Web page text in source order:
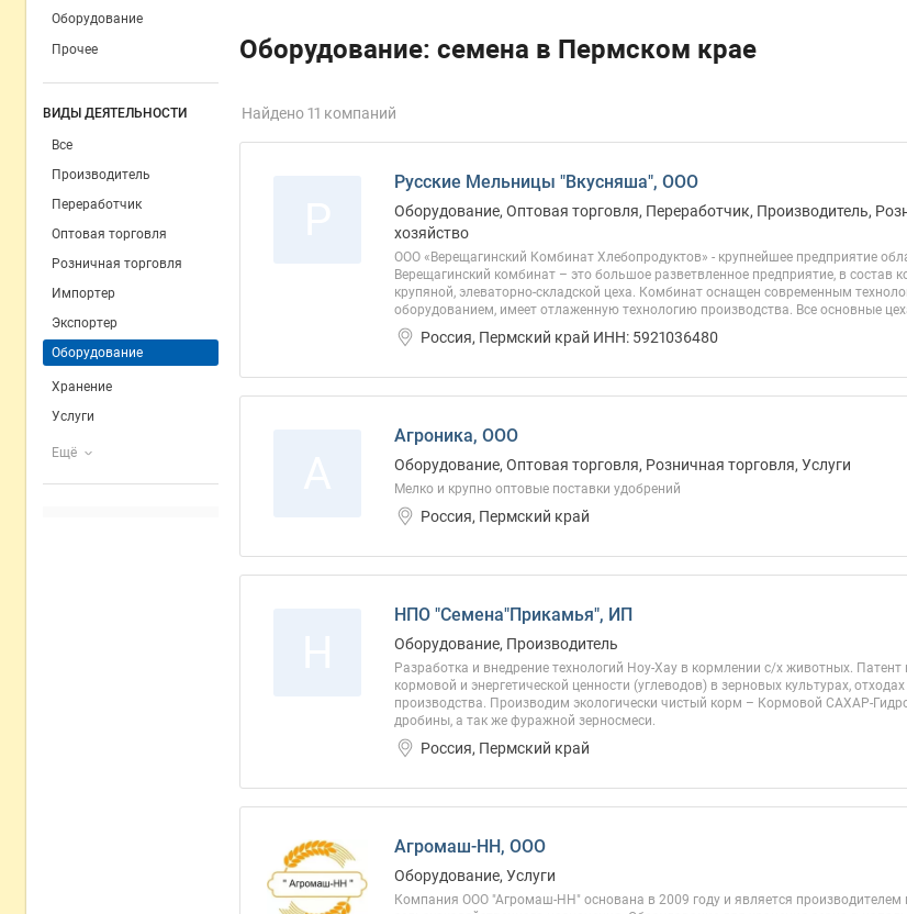
Оборудование
Прочее
ВИДЫ ДЕЯТЕЛЬНОСТИ
Все
Производитель
Переработчик
Оптовая торговля
Розничная торговля
Импортер
Экспортер
Оборудование
Хранение
Услуги
Ещё
Оборудование: семена в Пермском крае
Найдено 11 компаний
Русские Мельницы "Вкусняша", ООО
Оборудование, Оптовая торговля, Переработчик, Производитель,
хозяйство
ООО «Верещагинский Комбинат Хлебопродуктов» - крупнейшее предприятие
Верещагинский комбинат – это большое разветвленное предприятие, в
крупяной, элеваторно-складской цеха. Комбинат оснащен современным
оборудованием, имеет отлаженную технологию производства. Все основные
Россия, Пермский край ИНН: 5921036480
Агроника, ООО
Оборудование, Оптовая торговля, Розничная торговля, Услуги
Мелко и крупно оптовые поставки удобрений
Россия, Пермский край
НПО "Семена"Прикамья", ИП
Оборудование, Производитель
Разработка и внедрение технологий Ноу-Хау в кормлении с/х животных.
кормовой и энергетической ценности (углеводов) в зерновых культурах,
производства. Производим экологически чистый корм – Кормовой САХАР-
дробины, а так же фуражной зерносмеси.
Россия, Пермский край
Агромаш-НН, ООО
Оборудование, Услуги
Компания ООО "Агромаш-НН" основана в 2009 году и является